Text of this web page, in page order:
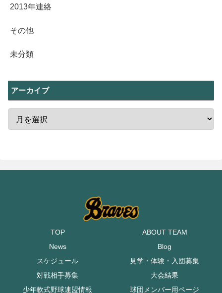
2013年連絡
その他
未分類
アーカイブ
TOP
ABOUT TEAM
News
Blog
スケジュール
見学・体験・入団募集
対戦相手募集
大会結果
少年軟式野球連盟情報
球団メンバー用ページ